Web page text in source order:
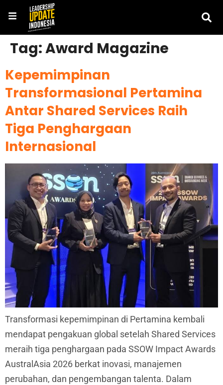
Tag:Award Magazine
Kepemimpinan
Transformasional Pertamina
Antar Shared Services Raih
Tiga Penghargaan
Internasional
Transformasi kepemimpinan di Pertamina kembali
mendapat pengakuan global setelah Shared Services
meraih tiga penghargaan pada SSOW Impact Awards
AustralAsia 2026 berkat inovasi, manajemen
perubahan, dan pengembangan talenta. Dalam